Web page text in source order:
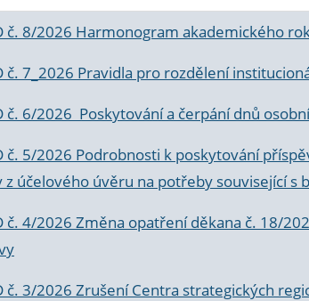
č. 8/2026 Harmonogram akademického
č. 7_2026 Pravidla pro rozdělení
č. 6/2026 Poskytování a čerpání dnů
č. 5/2026 Podrobnosti k poskytování
z účelového úvěru na potřeby související
č. 4/2026 Změna opatření děkana č. 18/
č. 3/2026 Zrušení Centra strategických